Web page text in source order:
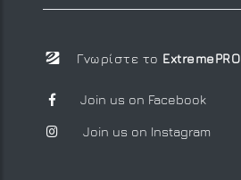
Γνωρίστε το ExtremePRO
Join us on Facebook
Join us on Instagram